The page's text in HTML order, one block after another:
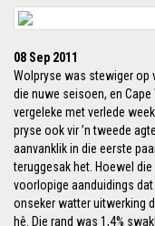
08 Sep 2011
Wolpryse was stewiger op
die nuwe seisoen, en
vergeleke met verlede
pryse ook vir ’n tweede
aanvanklik in die eerste
teruggesak het. Hoewel
voorlopige aanduidings
onseker watter uitwerking
hê. Die rand was 1,4%